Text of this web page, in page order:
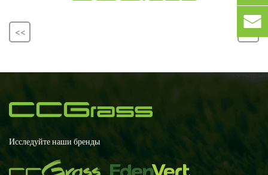
<<
Исследуйте наши бренды